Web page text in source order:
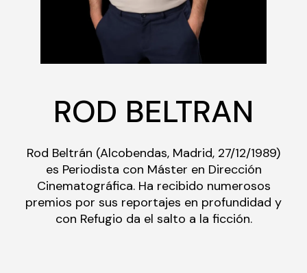
ROD BELTRAN
Rod Beltrán (Alcobendas, Madrid, 27/12/1989)
es Periodista con Máster en Dirección
Cinematográfica. Ha recibido numerosos
premios por sus reportajes en profundidad y
con Refugio da el salto a la ficción.